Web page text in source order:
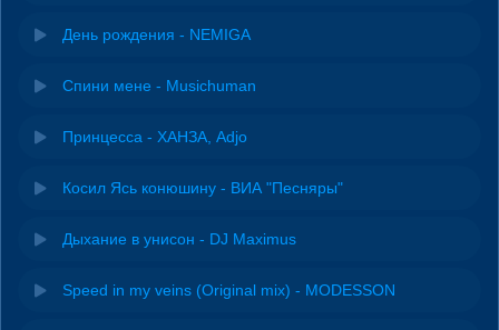
День рождения - NEMIGA
Спини мене - Musichuman
Принцесса - ХАНЗА, Adjo
Косил Ясь конюшину - ВИА "Песняры"
Дыхание в унисон - DJ Maximus
Speed in my veins (Original mix) - MODESSON